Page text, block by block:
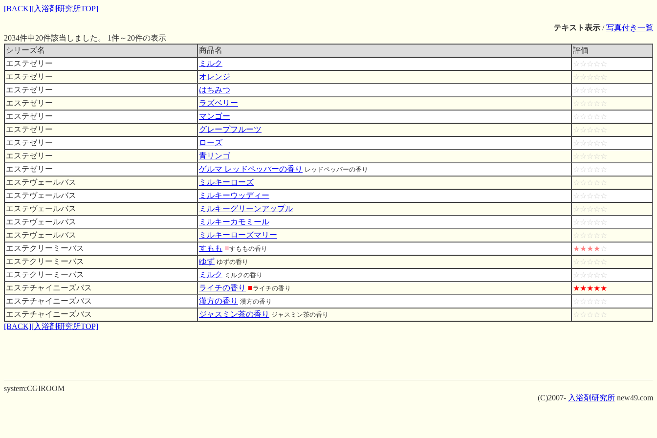
[BACK][入浴剤研究所TOP]
テキスト表示 /写真付き一覧
2034件中20件該当しました。 1件～20件の表示
シリーズ名
商品名
評価
エステゼリー
ミルク
☆☆☆☆☆
エステゼリー
オレンジ
☆☆☆☆☆
エステゼリー
はちみつ
☆☆☆☆☆
エステゼリー
ラズベリー
☆☆☆☆☆
エステゼリー
マンゴー
☆☆☆☆☆
エステゼリー
グレープフルーツ
☆☆☆☆☆
エステゼリー
ローズ
☆☆☆☆☆
エステゼリー
青リンゴ
☆☆☆☆☆
エステゼリー
ゲルマ レッドペッパーの香り レッドペッパーの香り
☆☆☆☆☆
エステヴェールバス
ミルキーローズ
☆☆☆☆☆
エステヴェールバス
ミルキーウッディー
☆☆☆☆☆
エステヴェールバス
ミルキーグリーンアップル
☆☆☆☆☆
エステヴェールバス
ミルキーカモミール
☆☆☆☆☆
エステヴェールバス
ミルキーローズマリー
☆☆☆☆☆
エステクリーミーバス
すもも ■すももの香り ★★★★☆
エステクリーミーバス
ゆず ゆずの香り
☆☆☆☆☆
エステクリーミーバス
ミルク ミルクの香り
☆☆☆☆☆
エステチャイニーズバス
ライチの香り ■ライチの香り
★★★★★
エステチャイニーズバス
漢方の香り 漢方の香り
☆☆☆☆☆
エステチャイニーズバス
ジャスミン茶の香り ジャスミン茶の香り
☆☆☆☆☆
[BACK][入浴剤研究所TOP]
system:CGIROOM
(C)2007- 入浴剤研究所 new49.com